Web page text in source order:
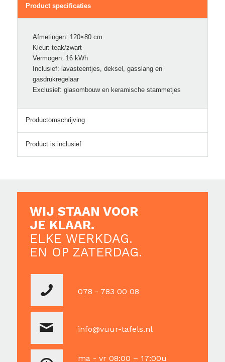
Product specificaties
Afmetingen: 120×80 cm
Kleur: teak/zwart
Vermogen: 16 kWh
Inclusief: lavasteentjes, deksel, gasslang en
gasdrukregelaar
Exclusief: glasombouw en keramische stammetjes
Productomschrijving
Product is inclusief
WIJ STAAN VOOR
JE KLAAR.
ELKE WERKDAG.
EN OP ZATERDAG.
078 - 783 00 08
info@vuur-tafels.nl
ma - vr 08:00 – 17:00u